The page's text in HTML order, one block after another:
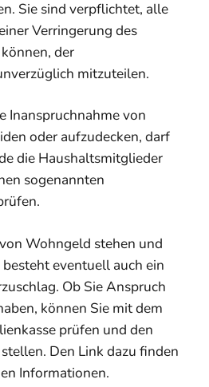
Sie sind verpflichtet, alle
Verringerung des
der
mitzuteilen.
Inanspruchnahme von
oder aufzudecken, darf
die Haushaltsmitglieder
sogenannten
Wohngeld stehen und
eventuell auch ein
Ob Sie Anspruch
können Sie mit dem
prüfen und den
Den Link dazu finden
Informationen.